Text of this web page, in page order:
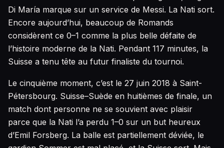
Di María marque sur un service de Messi. La Nati sort.
Encore aujourd’hui, beaucoup de Romands
considèrent ce 0–1 comme la plus belle défaite de
l’histoire moderne de la Nati. Pendant 117 minutes, la
Suisse a tenu tête au futur finaliste du tournoi.
Le cinquième moment, c’est le 27 juin 2018 à Saint-
Pétersbourg. Suisse–Suède en huitièmes de finale, un
match dont personne ne se souvient avec plaisir
parce que la Nati l’a perdu 1–0 sur un but heureux
d’Emil Forsberg. La balle est partiellement déviée, le